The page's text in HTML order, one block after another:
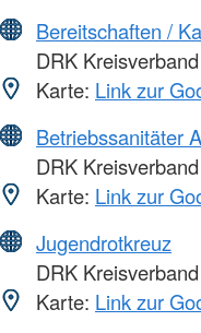
Bereitschaften /
DRK
Karte: Link zur
Betriebssanitäter
DRK
Karte: Link zur
Jugendrotkreuz
DRK
Karte: Link zur